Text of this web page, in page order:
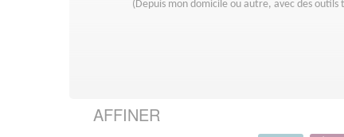
(Depuis mon domicile ou autre, avec des
AFFINER